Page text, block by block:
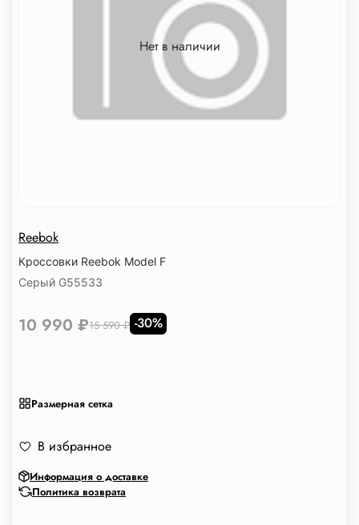
Нет в наличии
Reebok
Кроссовки Reebok Model F
Серый G55533
Размерная сетка
10 990 ₽15 590 ₽ -30%
В избранное
Информация о доставке
Политика возврата